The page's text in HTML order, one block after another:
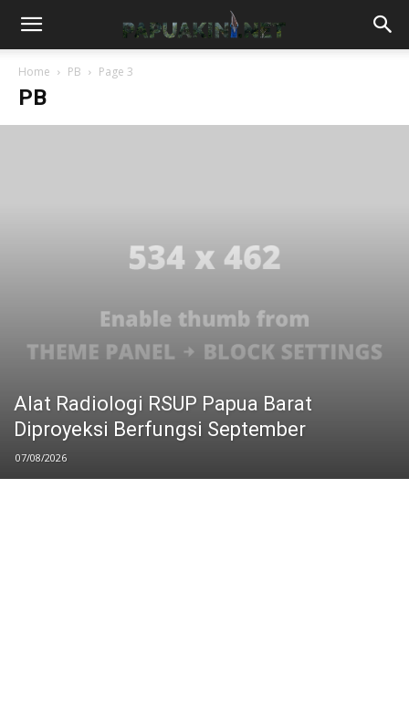
Home PB Page 3
PB
Alat Radiologi RSUP Papua Barat
Diproyeksi Berfungsi September
07/08/2026